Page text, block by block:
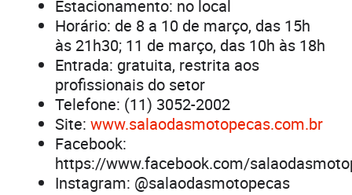
Estacionamento: no local
Horário: de 8 a 10 de março, das 15h
às 21h30; 11 de março, das 10h às 18h
Entrada: gratuita, restrita aos
profissionais do setor
Telefone: (11) 3052-2002
Site: www.salaodasmotopecas.com.br
Facebook:
https://www.facebook.com/
Instagram: @salaodasmotopecas